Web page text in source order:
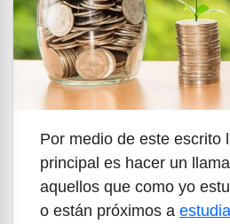
Por medio de este escrito
principal es hacer un
aquellos que como yo
o están próximos a